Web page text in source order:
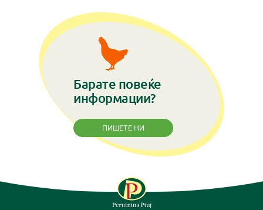
Барате повеќе
информации?
ПИШЕТЕ НИ